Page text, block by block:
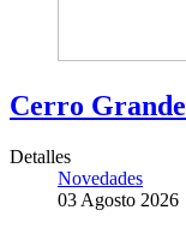
Cerro
Detalles
Novedades
03 Agosto 2026